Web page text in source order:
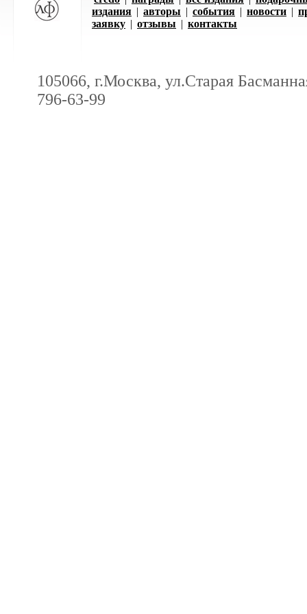
издания | авторы | события | новости |
заявку | отзывы | контакты
105066, г.Москва, ул.Старая
796-63-99